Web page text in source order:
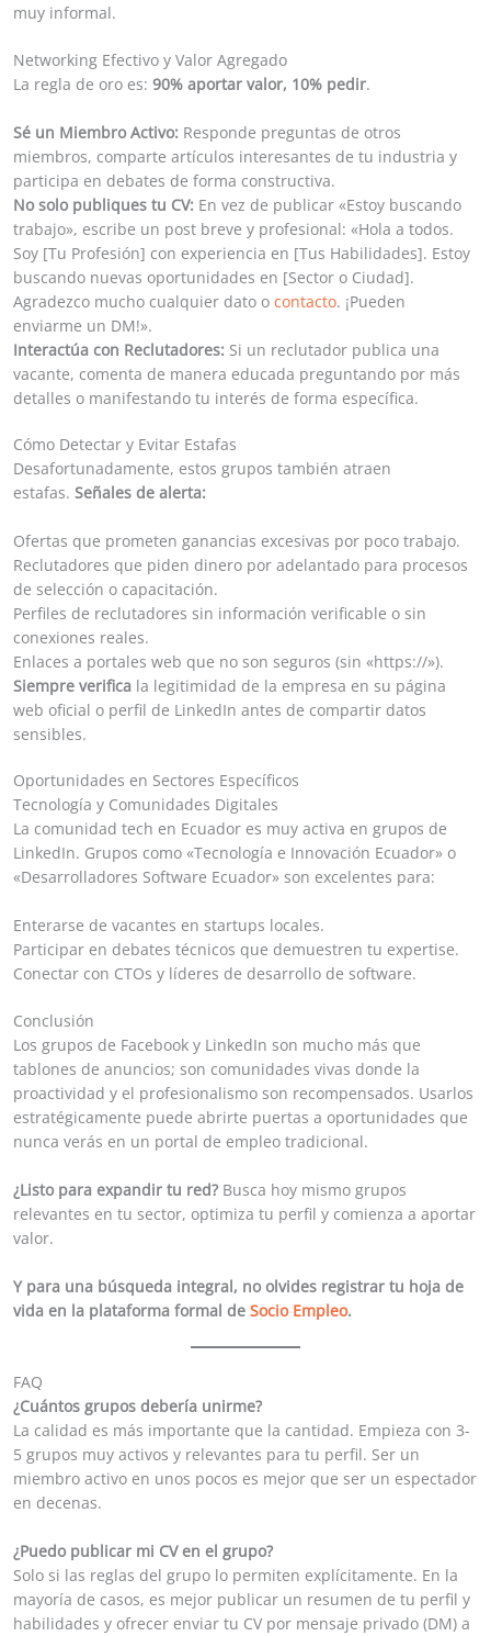
muy informal.
Networking Efectivo y Valor Agregado
La regla de oro es:90% aportar valor, 10% pedir.
Sé un Miembro Activo: Responde preguntas de otros
miembros, comparte artículos interesantes de tu industria y
participa en debates de forma constructiva.
No solo publiques tu CV: En vez de publicar «Estoy buscando
trabajo», escribe un post breve y profesional: «Hola a todos.
Soy [Tu Profesión] con experiencia en [Tus Habilidades]. Estoy
buscando nuevas oportunidades en [Sector o Ciudad].
Agradezco mucho cualquier dato ocontacto. ¡Pueden
enviarme un DM!».
Interactúa con Reclutadores: Si un reclutador publica una
vacante, comenta de manera educada preguntando por más
detalles o manifestando tu interés de forma específica.
Cómo Detectar y Evitar Estafas
Desafortunadamente, estos grupos también atraen
estafas.Señales de alerta:
Ofertas que prometen ganancias excesivas por poco trabajo.
Reclutadores que piden dinero por adelantado para procesos
de selección o capacitación.
Perfiles de reclutadores sin información verificable o sin
conexiones reales.
Enlaces a portales web que no son seguros (sin «https://»).
Siempre verifica la legitimidad de la empresa en su página
web oficial o perfil de LinkedIn antes de compartir datos
sensibles.
Oportunidades en Sectores Específicos
Tecnología y Comunidades Digitales
La comunidad tech en Ecuador es muy activa en grupos de
LinkedIn. Grupos como «Tecnología e Innovación Ecuador» o
«Desarrolladores Software Ecuador» son excelentes para:
Enterarse de vacantes en startups locales.
Participar en debates técnicos que demuestren tu expertise.
Conectar con CTOs y líderes de desarrollo de software.
Conclusión
Los grupos de Facebook y LinkedIn son mucho más que
tablones de anuncios; son comunidades vivas donde la
proactividad y el profesionalismo son recompensados. Usarlos
estratégicamente puede abrirte puertas a oportunidades que
nunca verás en un portal de empleo tradicional.
¿Listo para expandir tu red? Busca hoy mismo grupos
relevantes en tu sector, optimiza tu perfil y comienza a aportar
valor.
Y para una búsqueda integral, no olvides registrar tu hoja de
vida en la plataforma formal deSocio Empleo.
FAQ
¿Cuántos grupos debería unirme?
La calidad es más importante que la cantidad. Empieza con 3-
5 grupos muy activos y relevantes para tu perfil. Ser un
miembro activo en unos pocos es mejor que ser un espectador
en decenas.
¿Puedo publicar mi CV en el grupo?
Solo si las reglas del grupo lo permiten explícitamente. En la
mayoría de casos, es mejor publicar un resumen de tu perfil y
habilidades y ofrecer enviar tu CV por mensaje privado (DM) a